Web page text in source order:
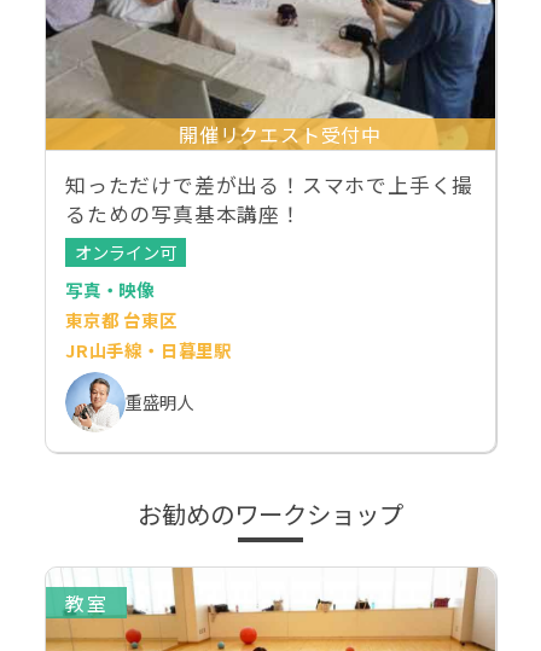
開催リクエスト受付中
知っただけで差が出る！スマホで上手く撮
るための写真基本講座！
オンライン可
写真・映像
東京都 台東区
JR山手線・日暮里駅
重盛明人
お勧めのワークショップ
教室